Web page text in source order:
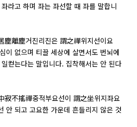
라고 하며 좌는 좌선할 때 좌를 말합니
塵離塵거진리진은 謂之禪위지선이요
이 없으며 티끌 세상에 살면서도 번뇌에
컫는다는 말입니다. 집착해서는 안 된다
寂不搖禪중적부요선이 謂之坐위지좌요
안 되고 고요한 가운데 흔들리지 않은 것